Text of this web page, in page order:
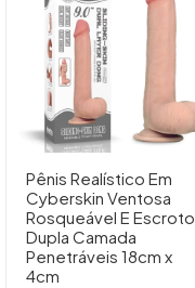
Pênis Realístico Em
Cyberskin Ventosa
Rosqueável E Escroto
Dupla Camada
Penetráveis 18cm x
4cm